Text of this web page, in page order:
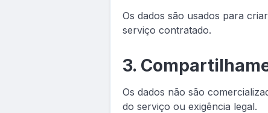
Os dados são usados para
serviço contratado.
3.
Os dados não são
do serviço ou exigência legal.